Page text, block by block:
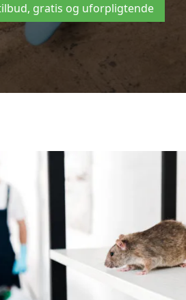
gratis og uforpligtende